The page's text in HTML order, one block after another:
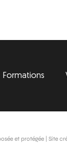
Formations
et protégée | Site